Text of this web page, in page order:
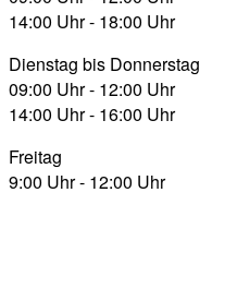
14:00 Uhr - 18:00 Uhr
Dienstag bis Donnerstag
09:00 Uhr - 12:00 Uhr
14:00 Uhr - 16:00 Uhr
Freitag
9:00 Uhr - 12:00 Uhr